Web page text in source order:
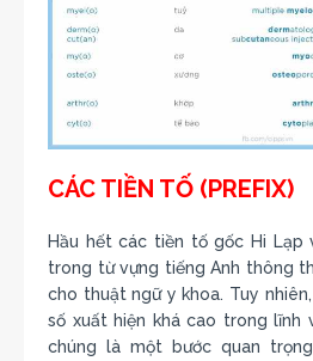
CÁC TIỀN TỐ (PREFIX)
Hầu hết các tiền tố gốc Hi Lạp
trong từ vựng tiếng Anh thông
cho thuật ngữ y khoa. Tuy
số xuất hiện khá cao trong lĩnh
chúng là một bước quan